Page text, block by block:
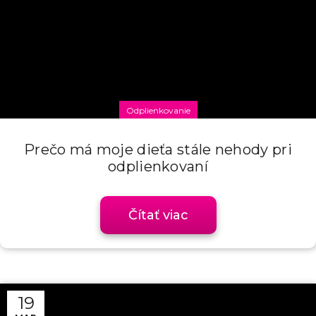
Odplienkovanie
Prečo má moje dieťa stále nehody pri
odplienkovaní
Čítať viac
19